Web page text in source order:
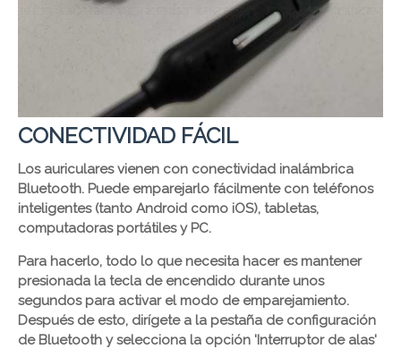
CONECTIVIDAD FÁCIL
Los auriculares vienen con conectividad inalámbrica
Bluetooth. Puede emparejarlo fácilmente con teléfonos
inteligentes (tanto Android como iOS), tabletas,
computadoras portátiles y PC.
Para hacerlo, todo lo que necesita hacer es mantener
presionada la tecla de encendido durante unos
segundos para activar el modo de emparejamiento.
Después de esto, dirígete a la pestaña de configuración
de Bluetooth y selecciona la opción 'Interruptor de alas'